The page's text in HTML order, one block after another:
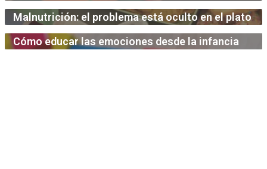
Malnutrición: el problema está oculto en el plato
Cómo educar las emociones desde la infancia